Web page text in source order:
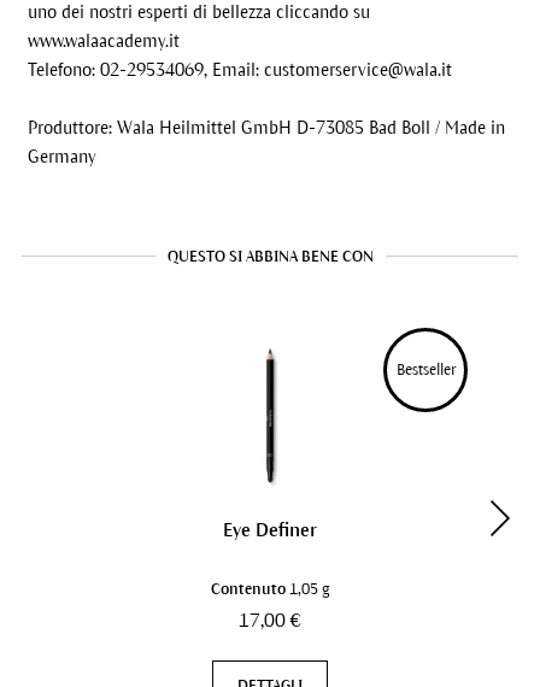
uno dei nostri esperti di bellezza cliccando su
www.walaacademy.it
Telefono: 02-29534069, Email: customerservice@wala.it
Produttore: Wala Heilmittel GmbH D-73085 Bad Boll / Made in
Germany
QUESTO SI ABBINA BENE CON
Bestseller
Eye Definer
Contenuto 1,05 g
17,00 €